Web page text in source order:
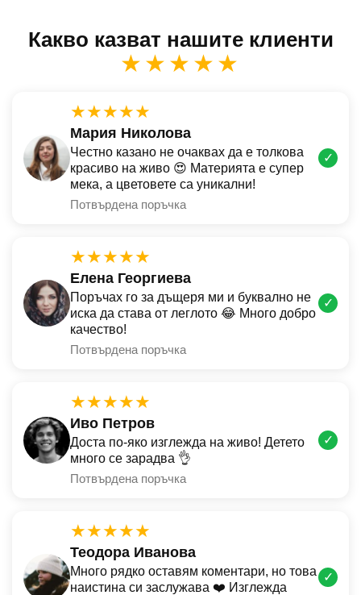
Какво казват нашите клиенти
★★★★★
★★★★★
Мария Николова
Честно казано не очаквах да е толкова
красиво на живо 😍 Материята е супер
мека, а цветовете са уникални!
Потвърдена поръчка
✓
★★★★★
Елена Георгиева
Поръчах го за дъщеря ми и буквално не
иска да става от леглото 😂 Много добро
качество!
Потвърдена поръчка
✓
★★★★★
Иво Петров
Доста по-яко изглежда на живо! Детето
много се зарадва 👌
Потвърдена поръчка
✓
★★★★★
Теодора Иванова
Много рядко оставям коментари, но това
наистина си заслужава ❤️ Изглежда
✓